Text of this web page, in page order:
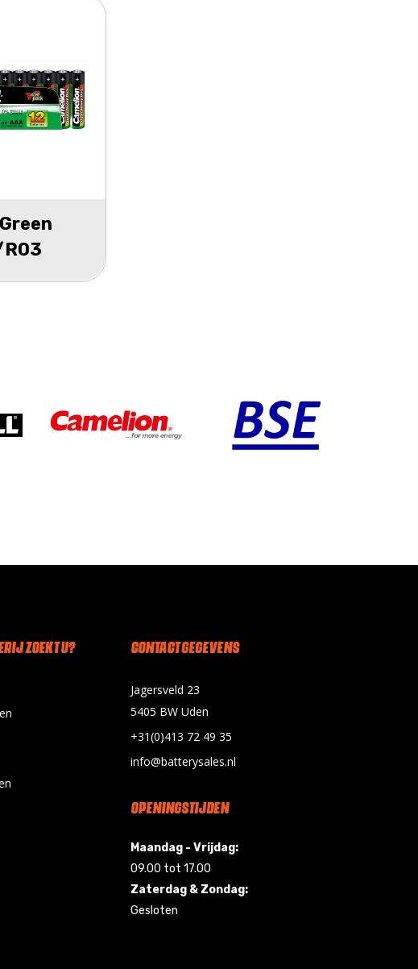
ZOEKT U? CONTACT GEGEVENS
Jagersveld 23
5405 BW Uden
+31(0)413 72 49 35
info@batterysales.nl
OPENINGSTIJDEN
Maandag - Vrijdag:
09.00 tot 17.00
Zaterdag & Zondag:
Gesloten